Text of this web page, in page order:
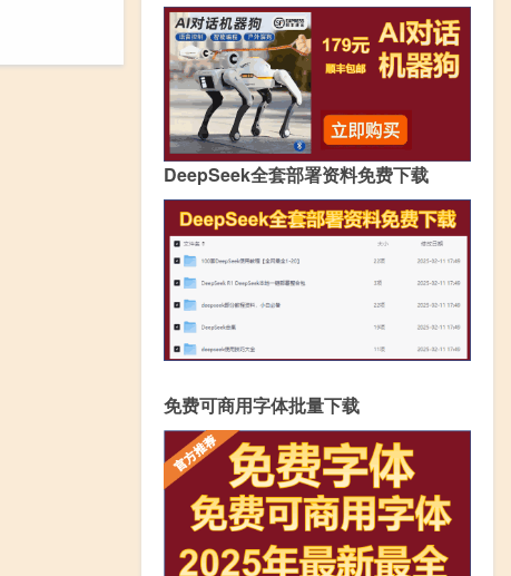
DeepSeek全套部署资料免费下载
免费可商用字体批量下载